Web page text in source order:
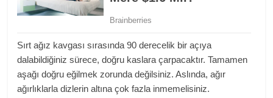
Sırt ağız kavgası sırasında 90 derecelik bir açıya
dalabildiğiniz sürece, doğru kaslara çarpacaktır. Tamamen
aşağı doğru eğilmek zorunda değilsiniz. Aslında, ağır
ağırlıklarla dizlerin altına çok fazla inmemelisiniz.